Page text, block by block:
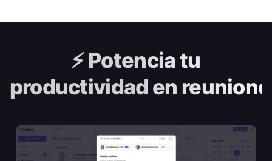
⚡️Potencia tu
productividad en